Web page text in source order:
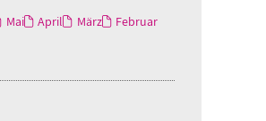
Mai April März
Februar